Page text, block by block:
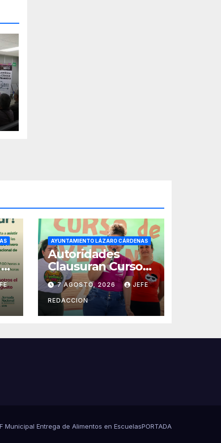
AYUNTAMIENTO LÁZARO CÁRDENAS
Autoridades
Clausuran Cursos
de Verano DIF,
Seguridad Pública
y Casa de Cultura
2026
7 AGOSTO, 2026 JEFE
REDACCION
Municipal Entrega de Alimentos en EscuelasPORTADA